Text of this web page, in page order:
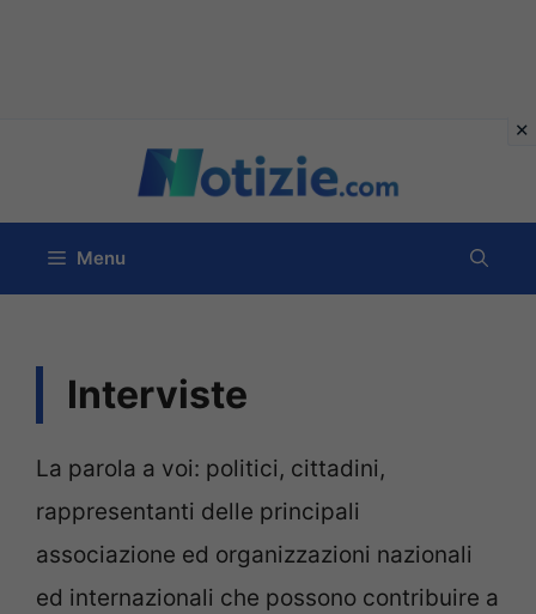
contenuto
Menu
Interviste
La parola a voi: politici, cittadini,
rappresentanti delle principali
associazione ed organizzazioni nazionali
ed internazionali che possono contribuire a